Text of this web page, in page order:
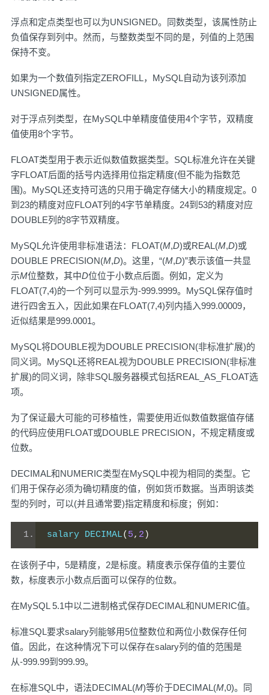
浮点和定点类型也可以为UNSIGNED。同数类型，该属性防止
负值保存到列中。然而，与整数类型不同的是，列值的上范围
保持不变。
如果为一个数值列指定ZEROFILL，MySQL自动为该列添加
UNSIGNED属性。
对于浮点列类型，在MySQL中单精度值使用4个字节，双精度
值使用8个字节。
FLOAT类型用于表示近似数值数据类型。SQL标准允许在关键
字FLOAT后面的括号内选择用位指定精度(但不能为指数范
围)。MySQL还支持可选的只用于确定存储大小的精度规定。0
到23的精度对应FLOAT列的4字节单精度。24到53的精度对应
DOUBLE列的8字节双精度。
MySQL允许使用非标准语法：FLOAT(M,D)或REAL(M,D)或
DOUBLE PRECISION(M,D)。这里，“(M,D)”表示该值一共显
示M位整数，其中D位位于小数点后面。例如，定义为
FLOAT(7,4)的一个列可以显示为-999.9999。MySQL保存值时
进行四舍五入，因此如果在FLOAT(7,4)列内插入999.00009，
近似结果是999.0001。
MySQL将DOUBLE视为DOUBLE PRECISION(非标准扩展)的
同义词。MySQL还将REAL视为DOUBLE PRECISION(非标准
扩展)的同义词，除非SQL服务器模式包括REAL_AS_FLOAT选
项。
为了保证最大可能的可移植性，需要使用近似数值数据值存储
的代码应使用FLOAT或DOUBLE PRECISION，不规定精度或
位数。
DECIMAL和NUMERIC类型在MySQL中视为相同的类型。它
们用于保存必须为确切精度的值，例如货币数据。当声明该类
型的列时，可以(并且通常要)指定精度和标度；例如：
salary DECIMAL( 5, 2 )
在该例子中，5是精度，2是标度。精度表示保存值的主要位
数，标度表示小数点后面可以保存的位数。
在MySQL 5.1中以二进制格式保存DECIMAL和NUMERIC值。
标准SQL要求salary列能够用5位整数位和两位小数保存任何
值。因此，在这种情况下可以保存在salary列的值的范围是
从-999.99到999.99。
在标准SQL中，语法DECIMAL(M)等价于DECIMAL(M,0)。同